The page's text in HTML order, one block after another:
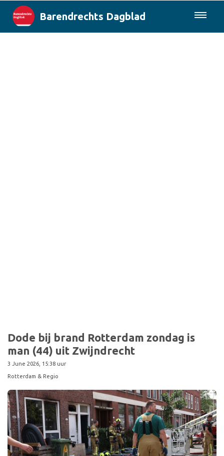
Barendrechts Dagblad
Dode bij brand Rotterdam zondag is
man (44) uit Zwijndrecht
3 June 2026, 15:38 uur
Rotterdam & Regio